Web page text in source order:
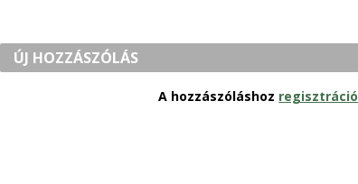
ÚJ HOZZÁSZÓLÁS
A hozzászóláshoz regisztráció